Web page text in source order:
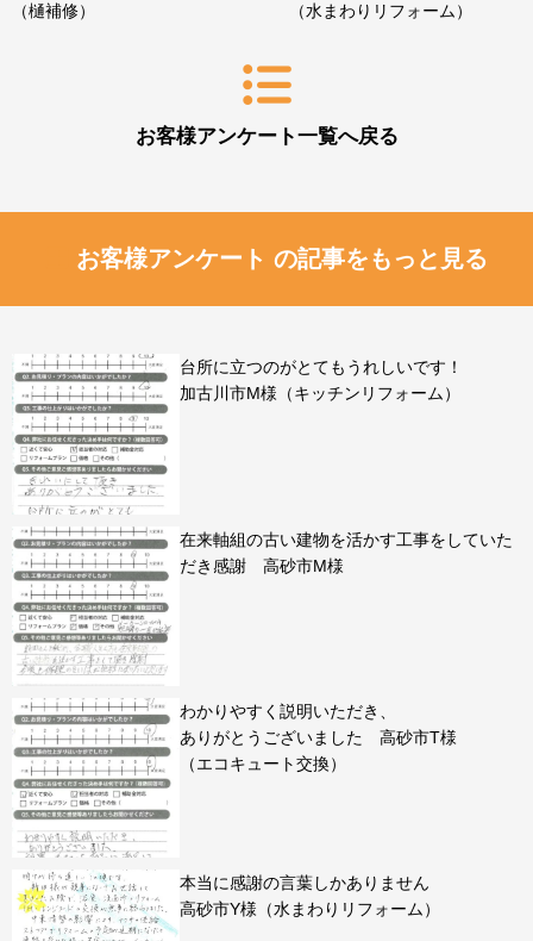
（樋補修）
お客様アンケート一覧へ戻る
（水まわりリフォーム）
お客様アンケート の記事をもっと見る
台所に立つのがとてもうれしいです！
加古川市M様（キッチンリフォーム）
在来軸組の古い建物を活かす工事をしていた
だき感謝 高砂市M様
わかりやすく説明いただき、
ありがとうございました 高砂市T様
（エコキュート交換）
本当に感謝の言葉しかありません
高砂市Y様（水まわりリフォーム）